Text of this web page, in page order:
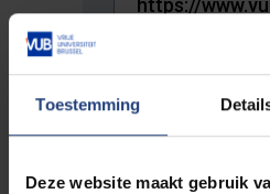
Toestemming
Deze website maakt gebruik
The full URL of the page